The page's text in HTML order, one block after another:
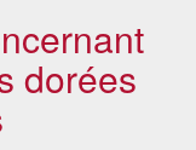
dorées